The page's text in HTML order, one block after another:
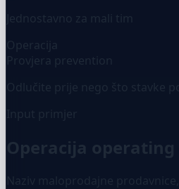
Jednostavno za mali tim
Operacija
Provjera prevention
Odlučite prije nego što stavke
Input primjer
Operacija
Naziv maloprodajne